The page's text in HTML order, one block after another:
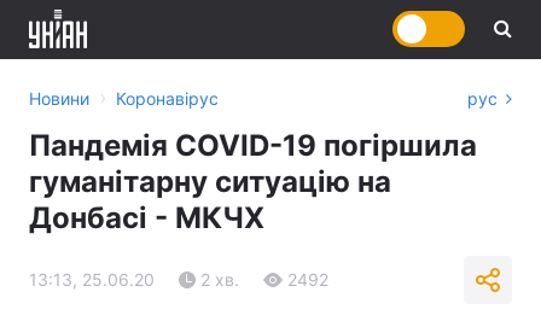
Новини › Коронавірус рус
Пандемія COVID-19 погіршила
гуманітарну ситуацію на
Донбасі - МКЧХ
13:13, 25.06.20 2 хв. 2492